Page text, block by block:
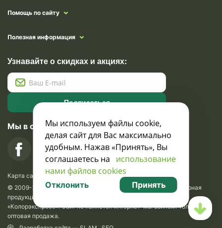
Помощь по сайту
Полезная информация
Узнавайте о скидках и акциях:
Подписаться
Мы в социальных сетях
Карта сайта
© 2009-2026 Krasavik.by. Сувениры оптом. Рекламно-сувенирная
продукция и сувениры с логотипом. УНН 100873745, ООО
«Колорэкспресс». Сайт не является интернет-магазином. Только
оптовая продажа.
Мы используем файлы cookie,
делая сайт для Вас максимально
удобным. Нажав «Принять», Вы
соглашаетесь на использование
нами файлов cookies
Отклонить Принять